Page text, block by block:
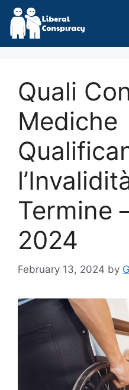
Skip
content
Quali
Mediche
Termine
2024
February 13, 2024 by